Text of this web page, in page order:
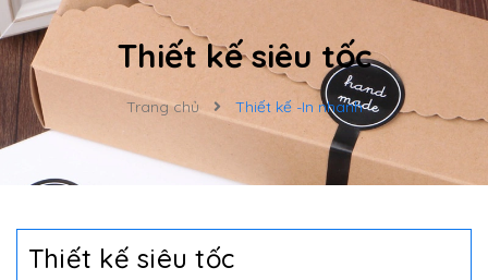
Thiết kế siêu tốc
Trang chủ Thiết kế -In nhanh
Thiết kế siêu tốc